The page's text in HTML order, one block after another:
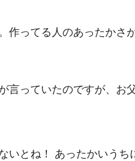
作ってる人のあったかさ
言っていたのですが、お
いとね！ あったかいうち